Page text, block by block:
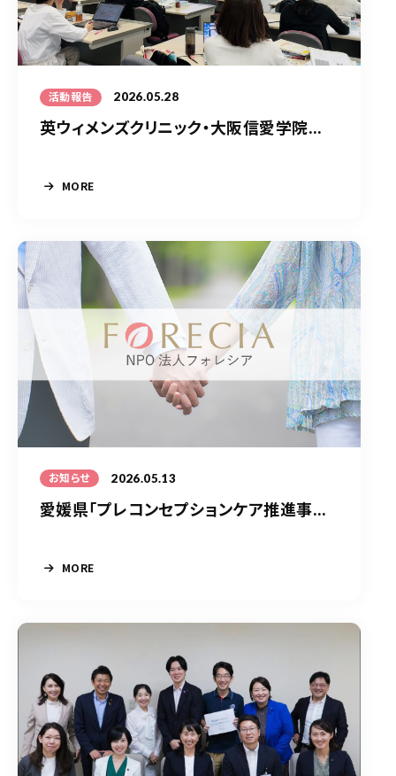
活動報告 2026.05.28
英ウィメンズクリニック・大阪信愛学院...
MORE
お知らせ 2026.05.13
愛媛県「プレコンセプションケア推進事...
MORE